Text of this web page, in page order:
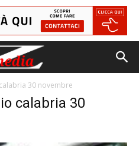
30 novembre
calabria 30